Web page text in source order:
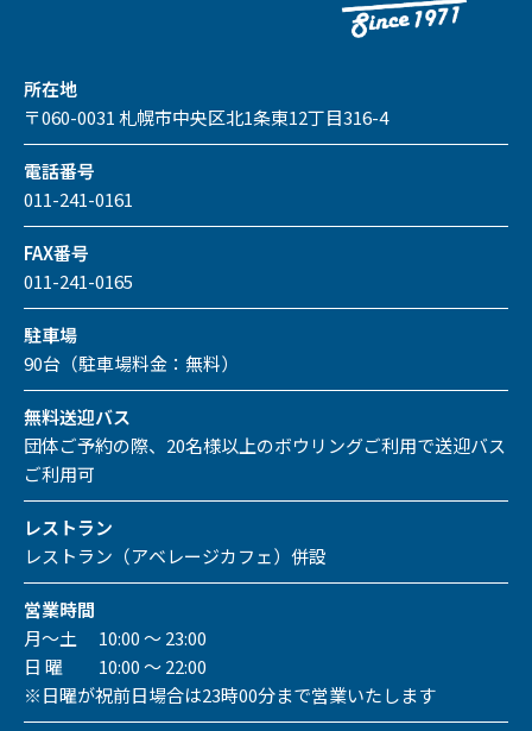
所在地
〒060-0031 札幌市中央区北1条東12丁目316-4
電話番号
011-241-0161
FAX番号
011-241-0165
駐車場
90台（駐車場料金：無料）
無料送迎バス
団体ご予約の際、20名様以上のボウリングご利用で送迎バス
ご利用可
レストラン
レストラン（アベレージカフェ）併設
営業時間
月～土 10:00 ～ 23:00
日 曜 10:00 ～ 22:00
※日曜が祝前日場合は23時00分まで営業いたします